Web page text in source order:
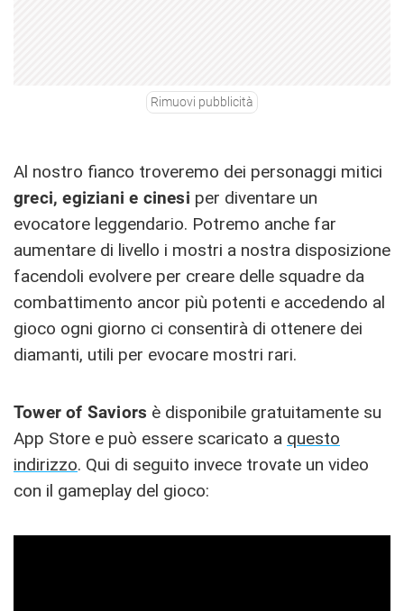
Rimuovi pubblicità
Al nostro fianco troveremo dei personaggi mitici
greci, egiziani e cinesi per diventare un
evocatore leggendario. Potremo anche far
aumentare di livello i mostri a nostra disposizione
facendoli evolvere per creare delle squadre da
combattimento ancor più potenti e accedendo al
gioco ogni giorno ci consentirà di ottenere dei
diamanti, utili per evocare mostri rari.
Tower of Saviors è disponibile gratuitamente su
App Store e può essere scaricato a questo
indirizzo. Qui di seguito invece trovate un video
con il gameplay del gioco: